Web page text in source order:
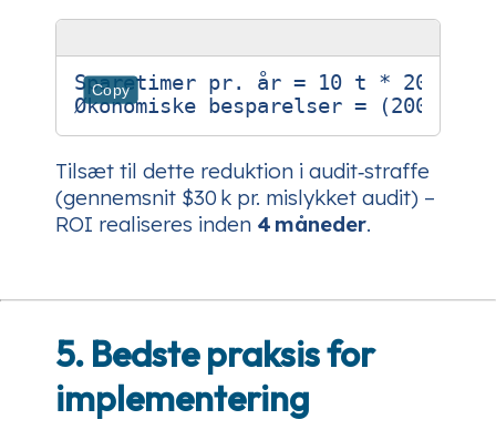
Copy
Sparetimer pr. år = 10 t * 20 =
Tilsæt til dette reduktion i audit‑straffe
(gennemsnit $30 k pr. mislykket audit) –
ROI realiseres inden 4 måneder.
5. Bedste praksis for
implementering